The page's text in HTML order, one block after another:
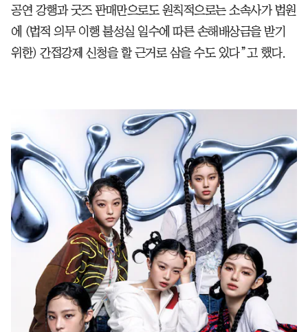
공연 강행과 굿즈 판매만으로도 원칙적으로는 소속사가 법원
에 (법적 의무 이행 불성실 일수에 따른 손해배상금을 받기
위한) 간접강제 신청을 할 근거로 삼을 수도 있다”고 했다.